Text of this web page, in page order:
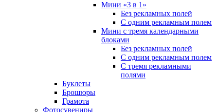
Мини «3 в 1»
Без рекламных полей
С одним рекламным полем
Мини с тремя календарными
блоками
Без рекламных полей
С одним рекламным полем
С тремя рекламными
полями
Буклеты
Брошюры
Грамота
Фотосувениры